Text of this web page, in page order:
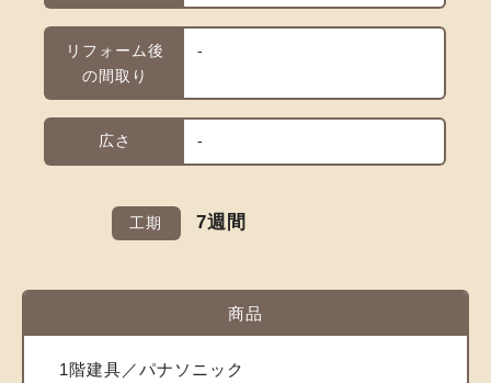
リフォーム後
の間取り
-
広さ -
工期 7週間
商品
1階建具／パナソニック